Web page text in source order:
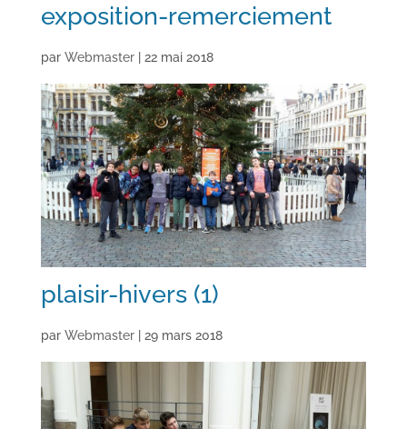
exposition-remerciement
par Webmaster| 22 mai 2018
plaisir-hivers (1)
par Webmaster| 29 mars 2018